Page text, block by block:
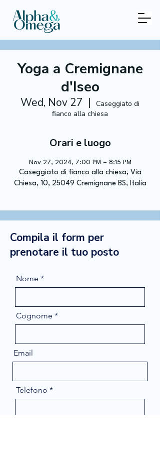
Yoga a Cremignane
d'Iseo
Wed, Nov 27
  |
Caseggiato di
fianco alla chiesa
Orari e luogo
Nov 27, 2024, 7:00 PM – 8:15 PM
Caseggiato di fianco alla chiesa, Via
Chiesa, 10, 25049 Cremignane BS, Italia
Compila il form per
prenotare il tuo posto
Nome
Cognome
Email
Telefono